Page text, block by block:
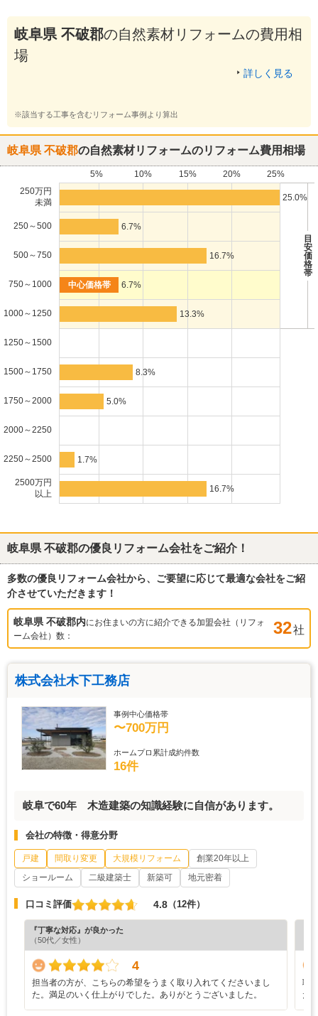
岐阜県 不破郡の自然素材リフォームの費用相
場
詳しく見る
※該当する工事を含むリフォーム事例より算出
岐阜県 不破郡の自然素材リフォームのリフォーム費用相場
5% 10% 15% 20%
25%
250万円
未満
25.0%
目
安
価
格
帯
250～500 6.7%
500～750 16.7%
750～1000 6.7%
1000～1250 13.3%
1250～1500
1500～1750 8.3%
1750～2000 5.0%
2000～2250
2250～2500 1.7%
2500万円
以上
16.7%
岐阜県 不破郡の優良リフォーム会社をご紹介！
多数の優良リフォーム会社から、ご要望に応じて最適な会社をご紹
介させていただきます！
岐阜県 不破郡内にお住まいの方に紹介できる加盟会社（リフォ
ーム会社）数：
32社
株式会社木下工務店
事例中心価格帯
〜700万円
ホームプロ累計成約件数
16件
岐阜で60年 木造建築の知識経験に自信があります。
会社の特徴・得意分野
戸建 間取り変更 大規模リフォーム
創業20年以上
ショールーム
二級建築士 新築可 地元密着
口コミ評価 4.8 （12件）
『丁寧な対応』が良かった
（50代／女性）
4
担当者の方が、こちらの希望をうまく取り入れてくださいまし
た。満足のいく仕上がりでした。ありがとうございました。
職
た